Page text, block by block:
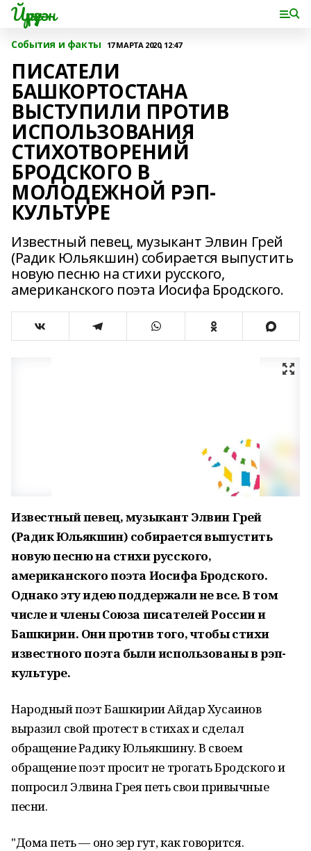
Йүрүҙән
События и факты 17 МАРТА 2020, 12:47
ПИСАТЕЛИ
БАШКОРТОСТАНА
ВЫСТУПИЛИ ПРОТИВ
ИСПОЛЬЗОВАНИЯ
СТИХОТВОРЕНИЙ
БРОДСКОГО В
МОЛОДЕЖНОЙ РЭП-
КУЛЬТУРЕ
Известный певец, музыкант Элвин Грей
(Радик Юльякшин) собирается выпустить
новую песню на стихи русского,
американского поэта Иосифа Бродского.
Известный певец, музыкант Элвин Грей
(Радик Юльякшин) собирается выпустить
новую песню на стихи русского,
американского поэта Иосифа Бродского.
Однако эту идею поддержали не все. В том
числе и члены Союза писателей России и
Башкирии. Они против того, чтобы стихи
известного поэта были использованы в рэп-
культуре.
Народный поэт Башкирии Айдар Хусаинов
выразил свой протест в стихах и сделал
обращение Радику Юльякшину. В своем
обращение поэт просит не трогать Бродского и
попросил Элвина Грея петь свои привычные
песни.
"Дома петь — оно зер гут, как говорится.